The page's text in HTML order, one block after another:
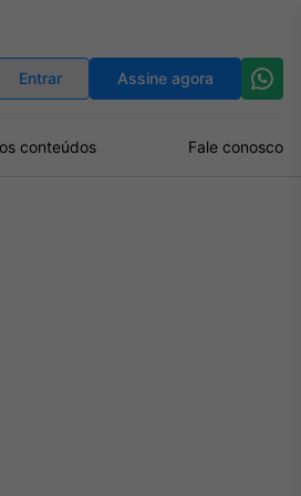
Entrar Assine agora
conteúdos Fale conosco